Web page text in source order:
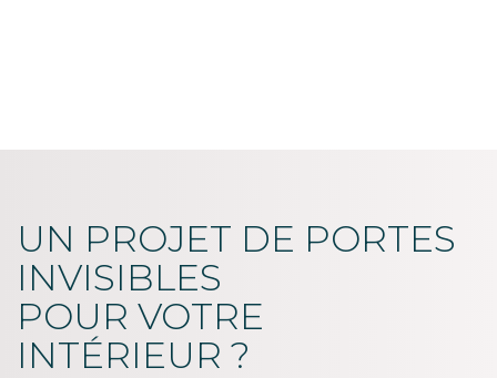
UN PROJET DE PORTES
INVISIBLES
POUR VOTRE
INTÉRIEUR ?